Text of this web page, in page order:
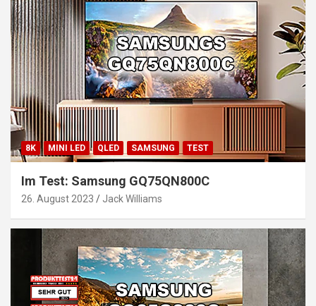
8K MINI LED QLED SAMSUNG TEST
Im Test: Samsung GQ75QN800C
26. August 2023 Jack Williams